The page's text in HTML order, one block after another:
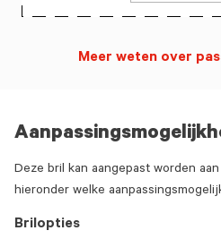
Deze bril kan aangepast worden
hieronder welke
Brilopties
Meer weten over